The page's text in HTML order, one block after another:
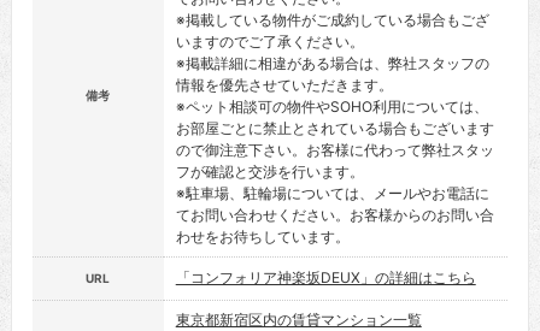
備考
※掲載している物件がご成約している場合もござ
いますのでご了承ください。
※掲載詳細に相違がある場合は、弊社スタッフの
情報を優先させていただきます。
※ペット相談可の物件やSOHO利用については、
お部屋ごとに禁止とされている場合もございます
ので御注意下さい。お客様に代わって弊社スタッ
フが確認と交渉を行います。
※駐車場、駐輪場については、メールやお電話に
てお問い合わせください。お客様からのお問い合
わせをお待ちしています。
URL 「コンフォリア神楽坂DEUX」の詳細はこちら
東京都新宿区内の賃貸マンション一覧